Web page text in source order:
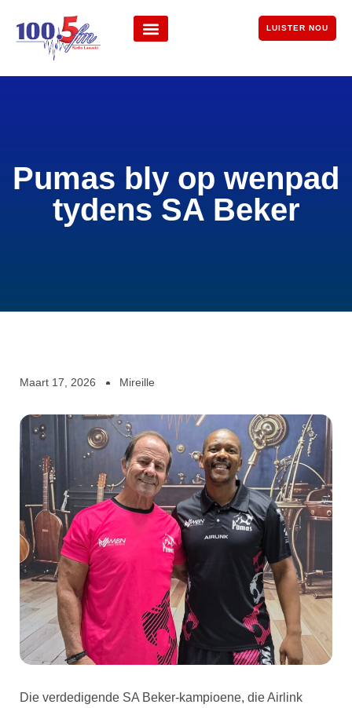
LUISTER NOU
Pumas bly op wenpad
tydens SA Beker
Maart 17, 2026 Mireille
Die verdedigende SA Beker-kampioene, die Airlink